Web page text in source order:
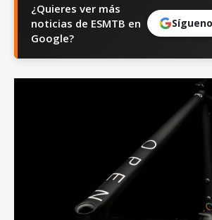
¿Quieres ver más
noticias de ESMTB en
Google?